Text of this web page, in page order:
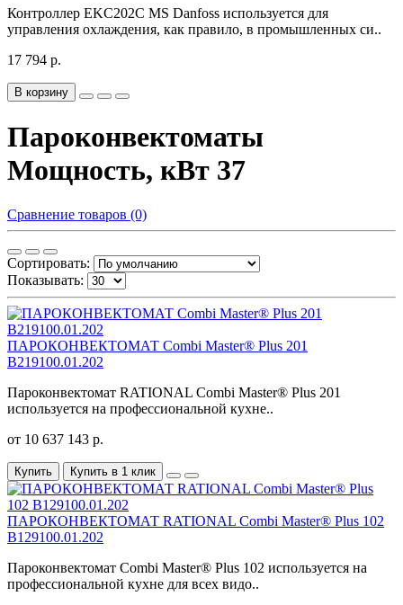
Контроллер EKC202C MS Danfoss используется для
управления охлаждения, как правило, в промышленных си..
17 794 р.
В корзину
Пароконвектоматы
Мощность, кВт 37
Сравнение товаров (0)
Сортировать:
Показывать:
ПАРОКОНВЕКТОМАТ Combi Master® Plus 201
B219100.01.202
Пароконвектомат RATIONAL Combi Master® Plus 201
используется на профессиональной кухне..
от 10 637 143 р.
Купить Купить в 1 клик
ПАРОКОНВЕКТОМАТ RATIONAL Combi Master® Plus 102
B129100.01.202
Пароконвектомат Combi Master® Plus 102 используется на
профессиональной кухне для всех видо..